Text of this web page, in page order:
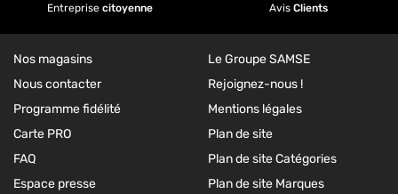
Entreprise citoyenne
Avis Clients
Nos magasins
Nous contacter
Programme fidélité
Carte PRO
FAQ
Espace presse
Le Groupe SAMSE
Rejoignez-nous !
Mentions légales
Plan de site
Plan de site Catégories
Plan de site Marques